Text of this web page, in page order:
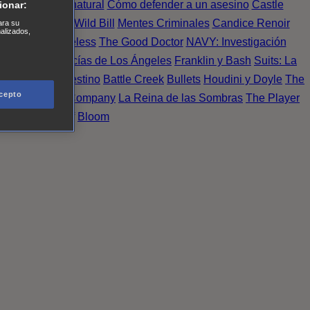
Sobrenatural Cómo defender a un asesino Castle
de Noche Wild Bill Mentes Criminales Candice Renoir
Timeless The Good Doctor NAVY: Investigación
Finest. Policías de Los Ángeles Franklin y Bash Suits: La
More Último Destino Battle Creek Bullets Houdini y Doyle The
X Company La Reina de las Sombras The Player
Bloom
su